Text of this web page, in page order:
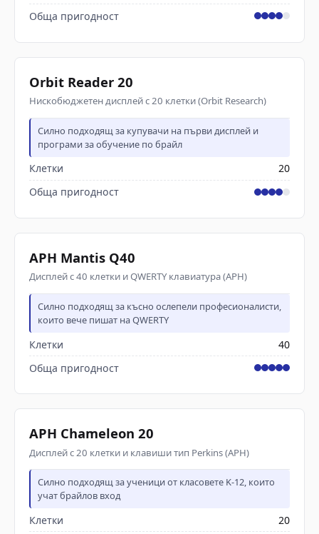
Обща пригодност
Orbit Reader 20
Нискобюджетен дисплей с 20 клетки (Orbit Research)
Силно подходящ за купувачи на първи дисплей и
програми за обучение по брайл
Клетки
20
Обща пригодност
APH Mantis Q40
Дисплей с 40 клетки и QWERTY клавиатура (APH)
Силно подходящ за късно ослепели професионалисти,
които вече пишат на QWERTY
Клетки
40
Обща пригодност
APH Chameleon 20
Дисплей с 20 клетки и клавиши тип Perkins (APH)
Силно подходящ за ученици от класовете K-12, които
учат брайлов вход
Клетки 20